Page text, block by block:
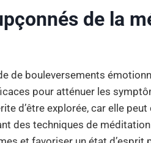
de la
de bouleversements
pour atténuer les
d’être explorée, car elle
des techniques de